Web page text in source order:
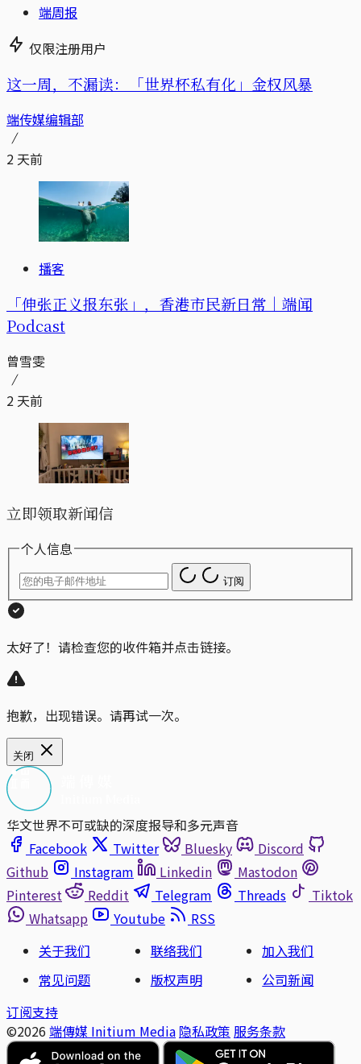
端周报
仅限注册用户
这一周，不漏读：「世界杯私有化」金权风暴
端传媒编辑部
2 天前
播客
「伸张正义报东张」，香港市民新日常｜端闻
Podcast
曾雪雯
2 天前
立即领取新闻信
个人信息
订阅
太好了！请检查您的收件箱并点击链接。
抱歉，出现错误。请再试一次。
关闭
华文世界不可或缺的深度报导和多元声音
Facebook
Twitter Bluesky
Discord
Github
Instagram Linkedin
Mastodon
Pinterest
Reddit Telegram Threads
Tiktok
Whatsapp
Youtube
RSS
关于我们
联络我们
加入我们
常见问题
版权声明
公司新闻
订阅支持
©2026 端傳媒 Initium Media 隐私政策 服务条款